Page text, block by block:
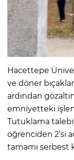
Hacettepe
ve döner
ardından
emniyetteki
Tutuklama
öğrenciden 2’si
tamamı serbest